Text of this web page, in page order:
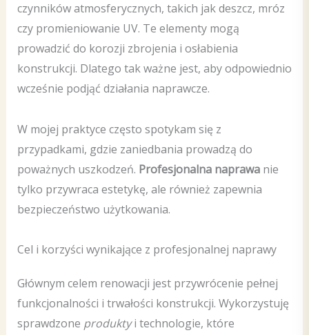
czynników atmosferycznych, takich jak deszcz, mróz
czy promieniowanie UV. Te elementy mogą
prowadzić do korozji zbrojenia i osłabienia
konstrukcji. Dlatego tak ważne jest, aby odpowiednio
wcześnie podjąć działania naprawcze.
W mojej praktyce często spotykam się z
przypadkami, gdzie zaniedbania prowadzą do
poważnych uszkodzeń. Profesjonalna naprawanie
tylko przywraca estetykę, ale również zapewnia
bezpieczeństwo użytkowania.
Cel i korzyści wynikające z profesjonalnej naprawy
Głównym celem renowacji jest przywrócenie pełnej
funkcjonalności i trwałości konstrukcji. Wykorzystuję
sprawdzone produktyi technologie, które